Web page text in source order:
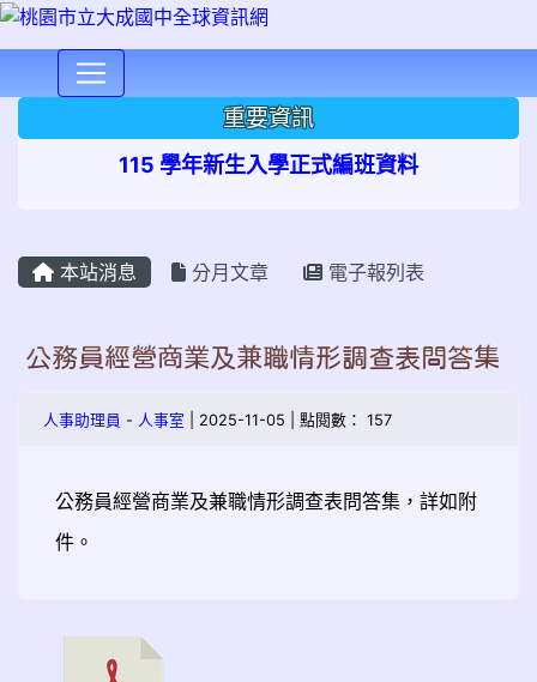
重要資訊
115 學年新生入學正式編班資料
本站消息 分月文章 電子報列表
公務員經營商業及兼職情形調查表問答集
人事助理員 - 人事室 | 2025-11-05 | 點閱數： 157
公務員經營商業及兼職情形調查表問答集，詳如附
件。